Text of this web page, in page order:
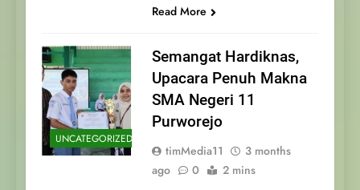
Read More
UNCATEGORIZED
Semangat Hardiknas,
Upacara Penuh Makna
SMA Negeri 11
Purworejo
timMedia11
3 months
ago
0 2 mins